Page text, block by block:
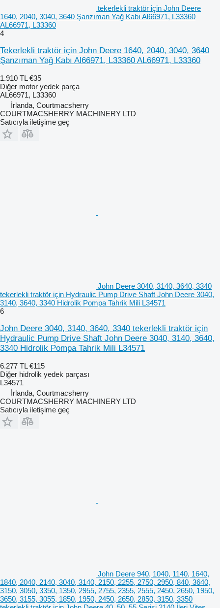
tekerlekli traktör için John Deere
1640, 2040, 3040, 3640 Şanzıman Yağ Kabı Al66971, L33360
AL66971, L33360
4
Tekerlekli traktör için John Deere 1640, 2040, 3040, 3640
Şanzıman Yağ Kabı Al66971, L33360 AL66971, L33360
1.910 TL €35
Diğer motor yedek parça
AL66971, L33360
İrlanda, Courtmacsherry
COURTMACSHERRY MACHINERY LTD
Satıcıyla iletişime geç
John Deere 3040, 3140, 3640, 3340
tekerlekli traktör için Hydraulic Pump Drive Shaft John Deere 3040,
3140, 3640, 3340 Hidrolik Pompa Tahrik Mili L34571
6
John Deere 3040, 3140, 3640, 3340 tekerlekli traktör için
Hydraulic Pump Drive Shaft John Deere 3040, 3140, 3640,
3340 Hidrolik Pompa Tahrik Mili L34571
6.277 TL €115
Diğer hidrolik yedek parçası
L34571
İrlanda, Courtmacsherry
COURTMACSHERRY MACHINERY LTD
Satıcıyla iletişime geç
John Deere 940, 1040, 1140, 1640,
1840, 2040, 2140, 3040, 3140, 2150, 2255, 2750, 2950, 840, 3640,
3150, 3050, 3350, 1350, 2955, 2755, 2355, 2555, 2450, 2650, 1950,
3650, 3155, 3055, 1850, 1950, 2450, 2650, 2850, 3150, 3350